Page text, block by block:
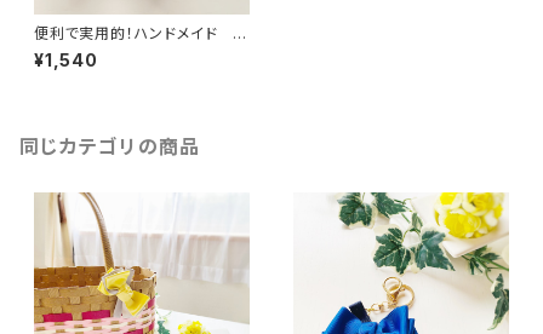
便利で実用的！ハンドメイド リ
ボンバッグクリップ／ バッグチャ
ーム/キーホルダー／キークリッ
¥1,540
同じカテゴリの商品